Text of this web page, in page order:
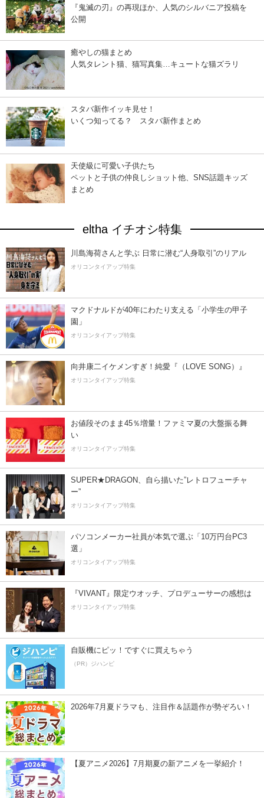
『鬼滅の刃』の再現ほか、人気のシルバニア投稿を
公開
癒やしの猫まとめ
人気タレント猫、猫写真集…キュートな猫ズラリ
スタバ新作イッキ見せ！
いくつ知ってる？ スタバ新作まとめ
天使級に可愛い子供たち
ペットと子供の仲良しショット他、SNS話題キッズ
まとめ
eltha イチオシ特集
川島海荷さんと学ぶ 日常に潜む“人身取引”のリアル
オリコンタイアップ特集
マクドナルドが40年にわたり支える「小学生の甲子
園」
オリコンタイアップ特集
向井康二イケメンすぎ！純愛『（LOVE SONG）』
オリコンタイアップ特集
お値段そのまま45％増量！ファミマ夏の大盤振る舞
い
オリコンタイアップ特集
SUPER★DRAGON、自ら描いた”レトロフューチャ
ー”
オリコンタイアップ特集
パソコンメーカー社員が本気で選ぶ「10万円台PC3
選」
オリコンタイアップ特集
『VIVANT』限定ウオッチ、プロデューサーの感想は
オリコンタイアップ特集
自販機にピッ！ですぐに買えちゃう
（PR）ジハンピ
2026年7月夏ドラマも、注目作＆話題作が勢ぞろい！
【夏アニメ2026】7月期夏の新アニメを一挙紹介！